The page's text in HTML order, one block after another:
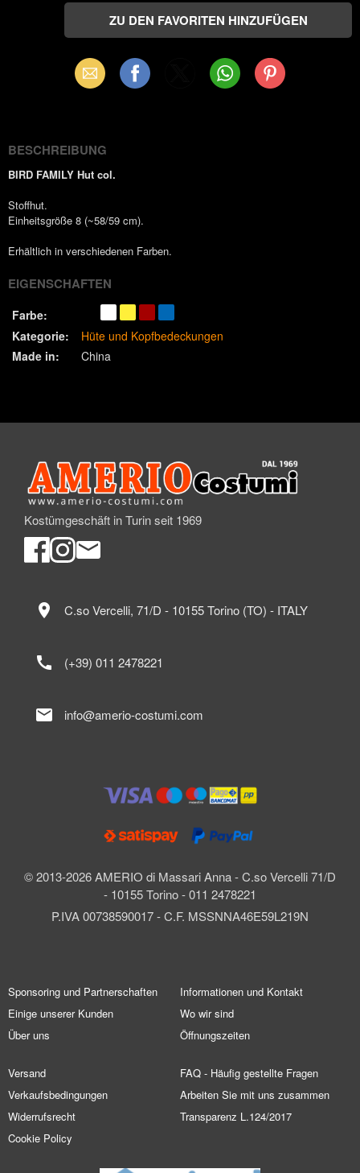
Email Facebook WhatsAppPinterest
BESCHREIBUNG
BIRD FAMILY Hut col.
Stoffhut.
Einheitsgröße 8 (~58/59 cm).
Erhältlich in verschiedenen Farben.
EIGENSCHAFTEN
Farbe:
Kategorie:
Hüte und Kopfbedeckungen
Made in:
China
Kostümgeschäft in Turin seit 1969
© 2013-2026 AMERIO di Massari Anna - C.so Vercelli 71/D
- 10155 Torino - 011 2478221
P.IVA 00738590017 - C.F. MSSNNA46E59L219N
location_on C.so Vercelli, 71/D - 10155 Torino (TO) - ITALY
call (+39) 011 2478221
mail info@amerio-costumi.com
Sponsoring und Partnerschaften
Einige unserer Kunden
Über uns
Informationen und Kontakt
Wo wir sind
Öffnungszeiten
Versand
Verkaufsbedingungen
Widerrufsrecht
Cookie Policy
FAQ - Häufig gestellte Fragen
Arbeiten Sie mit uns zusammen
Transparenz L.124/2017